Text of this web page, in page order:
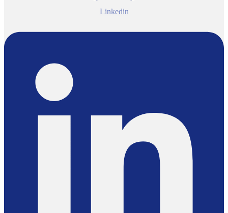
Linkedin